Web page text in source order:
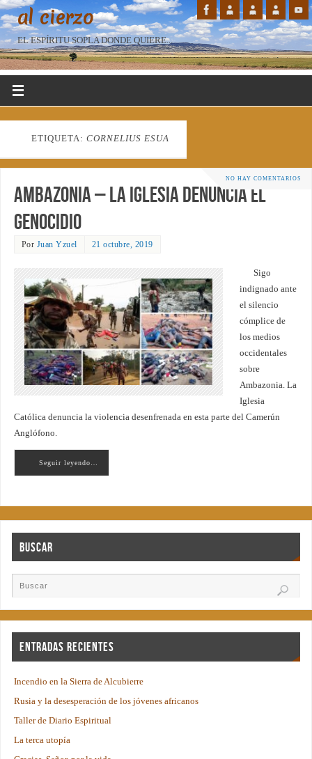
al cierzo
EL ESPÍRITU SOPLA DONDE QUIERE...
ETIQUETA: CORNELIUS ESUA
NO HAY COMENTARIOS
Ambazonia – La Iglesia denuncia el
genocidio
Por Juan Yzuel 21 octubre, 2019
Sigo
indignado ante
el silencio
cómplice de
los medios
occidentales
sobre
Ambazonia. La
Iglesia
Católica denuncia la violencia desenfrenada en esta parte del Camerún
Anglófono.
Seguir leyendo…
Buscar
Entradas recientes
Incendio en la Sierra de Alcubierre
Rusia y la desesperación de los jóvenes africanos
Taller de Diario Espiritual
La terca utopía